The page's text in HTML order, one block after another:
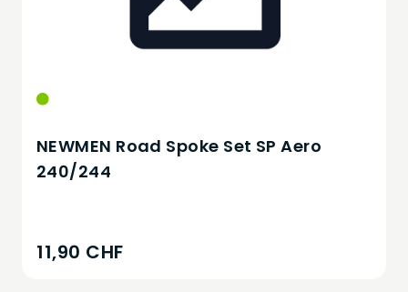
NEWMEN Road Spoke Set SP Aero
240/244
11,90 CHF